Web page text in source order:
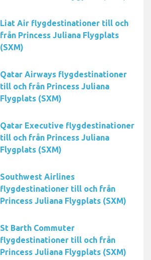
Liat Air flygdestinationer till och
från Princess Juliana Flygplats
(SXM)
Qatar Airways flygdestinationer
till och från Princess Juliana
Flygplats (SXM)
Qatar Executive flygdestinationer
till och från Princess Juliana
Flygplats (SXM)
Southwest Airlines
flygdestinationer till och från
Princess Juliana Flygplats (SXM)
St Barth Commuter
flygdestinationer till och från
Princess Juliana Flygplats (SXM)